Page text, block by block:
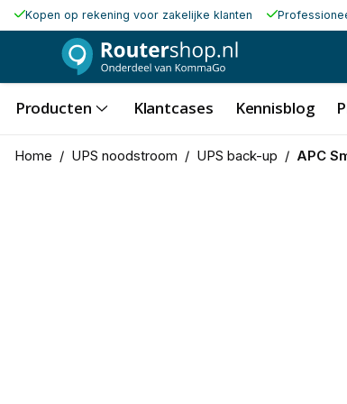
Kopen op rekening voor zakelijke klanten
Producten Klantcases Kennisblog
Home / UPS noodstroom / UPS back-up / APC